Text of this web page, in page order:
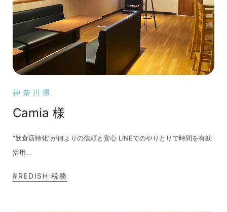
神奈川県
Camia 様
“飲食店特化”が何よりの信頼と安心 LINEでのやりとりで時間を有効
活用...
#REDISH 税務